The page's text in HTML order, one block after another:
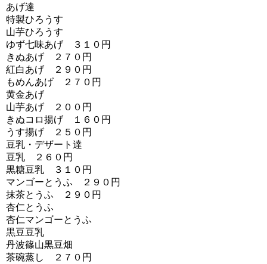
あげ達
特製ひろうす
山芋ひろうす
ゆず七味あげ ３１０円
きぬあげ ２７０円
紅白あげ ２９０円
もめんあげ ２７０円
黄金あげ
山芋あげ ２００円
きぬコロ揚げ １６０円
うす揚げ ２５０円
豆乳・デザート達
豆乳 ２６０円
黒糖豆乳 ３１０円
マンゴーとうふ ２９０円
抹茶とうふ ２９０円
杏仁とうふ
杏仁マンゴーとうふ
黒豆豆乳
丹波篠山黒豆畑
茶碗蒸し ２７０円